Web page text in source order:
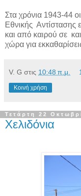
Στα χρόνια 1943-44
Εθνικής Αντίστασης
και από καιρού σε
χώρα για
V. G στις 10:48 π.μ.
Κοινή χρήση
Τετάρτη 22
Χελιδόνια